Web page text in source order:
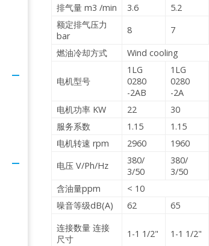
排气量 m3 /min
3.6 5.2
额定排气压力
bar
8 7
燃油冷却方式
Wind cooling
电机型号
1LG
0280
-2AB
1LG
0280
-2A
电机功率 KW
22 30
服务系数
1.15 1.15
电机转速 rpm
2960 1960
电压 V/Ph/Hz
380/
3/50
380/
3/50
含油量ppm
< 10
噪音等级dB(A)
62 65
连接数量 连接
尺寸
1-1 1/2" 1-1 1/2"